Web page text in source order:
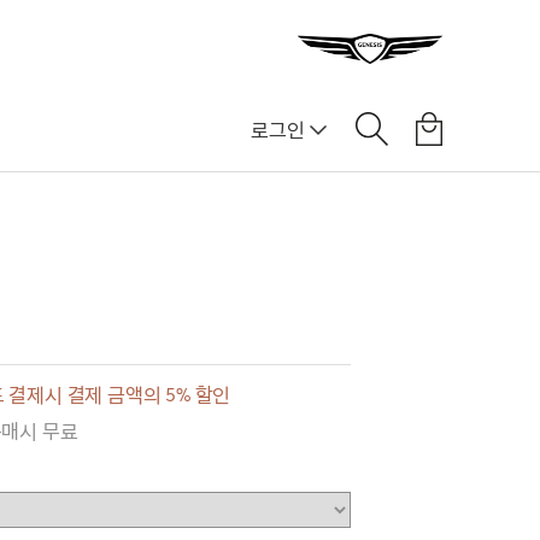
로그인
결제시 결제 금액의 5% 할인
시 무료